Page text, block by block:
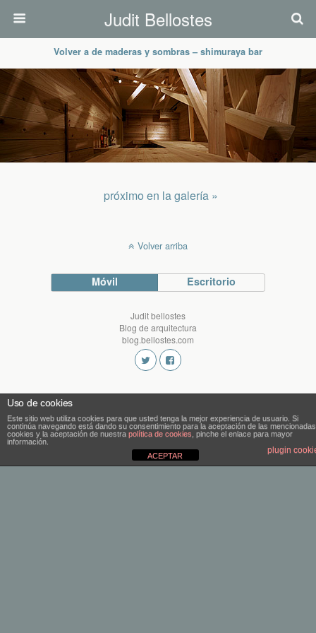
Judit Bellostes
Volver a de maderas y sombras – shimuraya bar
próximo en la galería »
Volver arriba
Móvil Escritorio
Judit bellostes
Blog de arquitectura
blog.bellostes.com
Uso de cookies
Este sitio web utiliza cookies para que usted tenga la mejor experiencia de usuario. Si
continúa navegando está dando su consentimiento para la aceptación de las mencionadas
cookies y la aceptación de nuestra política de cookies , pinche el enlace para mayor
información.
plugin
ACEPTAR